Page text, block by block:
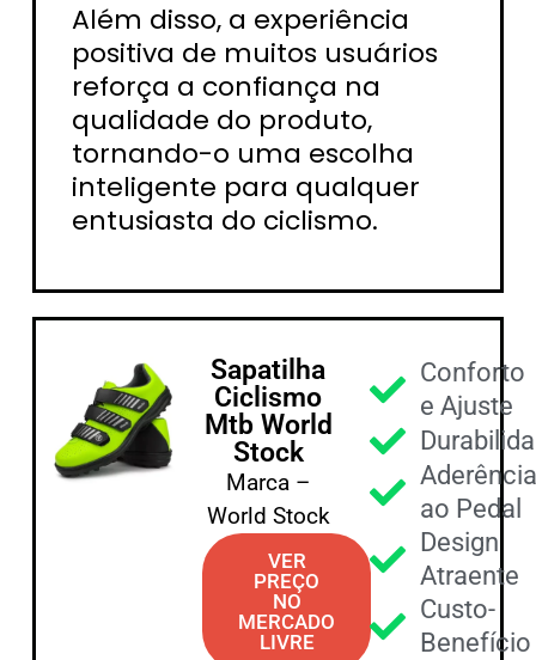
Além disso, a experiência
positiva de muitos usuários
reforça a confiança na
qualidade do produto,
tornando-o uma escolha
inteligente para qualquer
entusiasta do ciclismo.
Sapatilha
Ciclismo
Mtb World
Stock
Marca –
World Stock
VER
PREÇO
NO
MERCADO
LIVRE
Conforto
e Ajuste
ao Pedal
Design
Atraente
Custo-
Benefício